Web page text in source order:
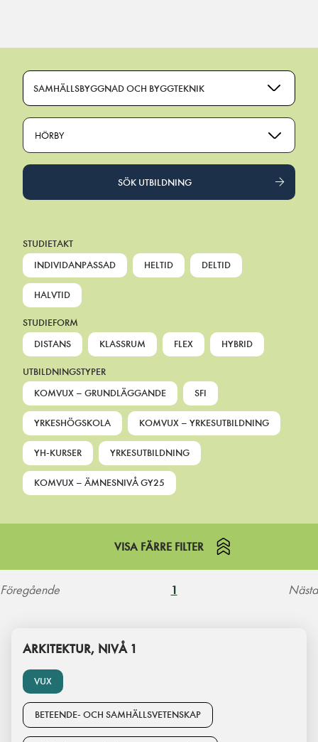
SAMHÄLLSBYGGNAD OCH BYGGTEKNIK
HÖRBY
SÖK UTBILDNING
STUDIETAKT
INDIVIDANPASSAD
HELTID DELTID
HALVTID
STUDIEFORM
DISTANS
KLASSRUM FLEX HYBRID
UTBILDNINGSTYPER
KOMVUX – GRUNDLÄGGANDE
SFI
YRKESHÖGSKOLA KOMVUX – YRKESUTBILDNING
YH-KURSER YRKESUTBILDNING
KOMVUX – ÄMNESNIVÅ GY25
VISA FÄRRE FILTER
Föregående 1 Nästa
VUX
ARKITEKTUR, NIVÅ 1
BETEENDE- OCH SAMHÄLLSVETENSKAP